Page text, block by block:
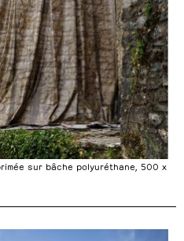
sur bâche polyuréthane, 500 x